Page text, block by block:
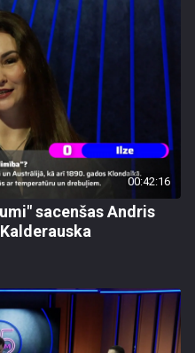
00:42:16
sacenšas Andris